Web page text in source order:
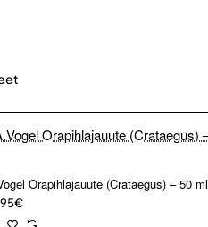
Orapihlajauute (Crataegus) – 50 ml